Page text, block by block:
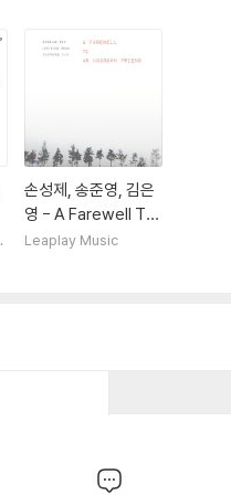
손성제, 송준영, 김은
영 - A Farewell To
An Unknown Frien
Leaplay Music